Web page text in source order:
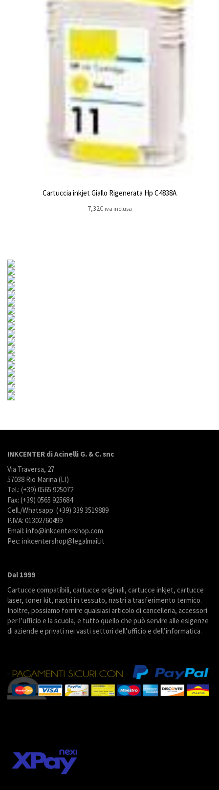
Cartuccia inkjet Giallo Rigenerata Hp C4838A
7,32€ iva inclusa
INKCENTER di Acinelli G. & C. snc
Via Traversa, 27
57038 Rio Marina (LI)
Tel.: (+39) 0565 925072
Fax: (+39) 0565 925684
Cell./Whatsapp: (+39) 339 3519889
P.IVA: 01302760499
Email: info@inkcentershop.com
Pec: inkcentershop@legalmail.it
Dal 1999
Cartucce compatibili, cartucce originali, cartucce inkjet, cartucce
laser, toner kit, nastri in tessuto, nastri a trasferimento termico.
Inoltre, possiamo fornire qualsiasi articolo di cancelleria, accessori
per l’ufficio e la scuola, e tutto quello che può servire alle esigenze
di aziende e privati nei vasti settori dell’ufficio e dell’informatica.